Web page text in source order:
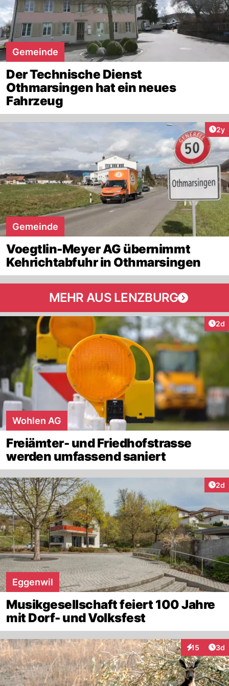
Gemeinde
Der Technische Dienst
Othmarsingen hat ein neues
Fahrzeug
2y
Gemeinde
Voegtlin-Meyer AG übernimmt
Kehrichtabfuhr in Othmarsingen
MEHR AUS LENZBURG
2d
Wohlen AG
Freiämter- und Friedhofstrasse
werden umfassend saniert
2d
Eggenwil
Musikgesellschaft feiert 100 Jahre
mit Dorf- und Volksfest
15
Interaktionen
3d